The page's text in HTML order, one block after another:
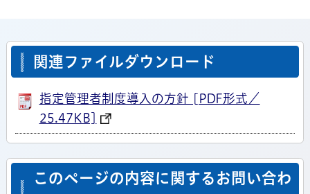
関連ファイルダウンロード
指定管理者制度導入の方針 [PDF形式／
25.47KB]
このページの内容に関するお問い合わ